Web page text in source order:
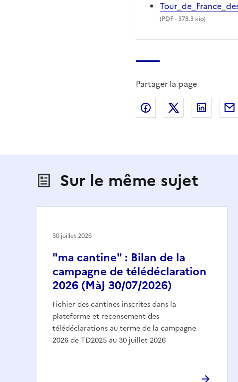
(PDF- 378.3 kio)
Partager la page
Partager sur Facebook
Partager sur
Sur le même sujet
"ma cantine" : Bilan de la
campagne de télédéclaration
2026 (MàJ 30/07/2026)
Fichier des cantines inscrites dans la
plateforme et recensement des
télédéclarations au terme de la campagne
2026 de TD2025 au 30 juillet 2026
30 juillet 2026